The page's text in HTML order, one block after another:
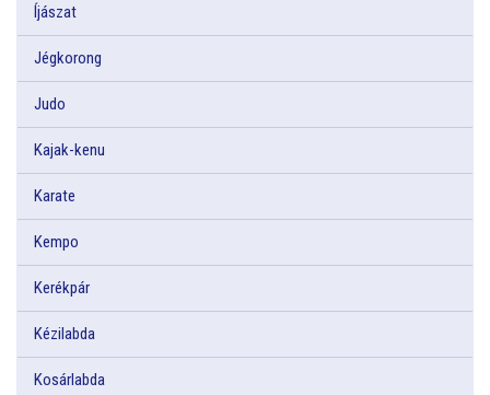
Íjászat
Jégkorong
Judo
Kajak-kenu
Karate
Kempo
Kerékpár
Kézilabda
Kosárlabda